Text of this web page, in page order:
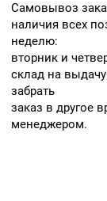
Cамовывоз
наличия всех
неделю:
вторник и
склад на
забрать
заказ в другое
менеджером.